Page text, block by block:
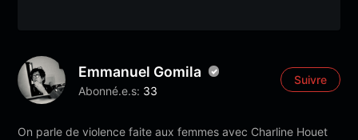
Emmanuel Gomila
Abonné.e.s: 33
Suivre
On parle de violence faite aux femmes avec Charline Houet